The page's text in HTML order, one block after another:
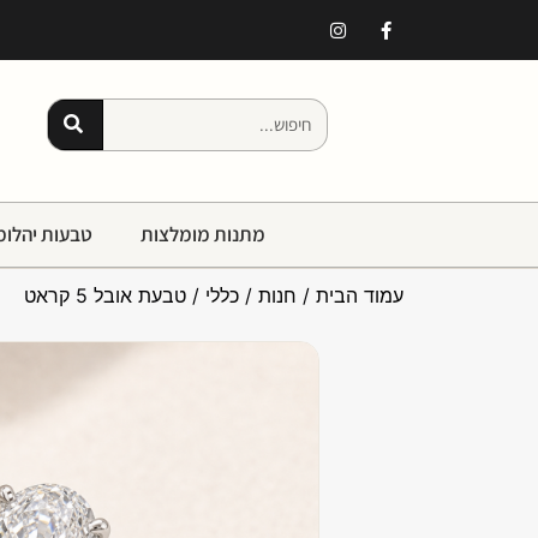
מתנות מומלצות טבעות
עמוד הבית / חנות / כללי / טבעת אובל 5 קראט